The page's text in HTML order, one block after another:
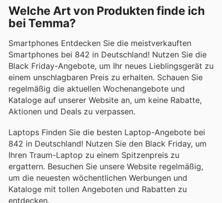
Welche Art von Produkten finde ich
bei Temma?
Smartphones Entdecken Sie die meistverkauften
Smartphones bei 842 in Deutschland! Nutzen Sie die
Black Friday-Angebote, um Ihr neues Lieblingsgerät zu
einem unschlagbaren Preis zu erhalten. Schauen Sie
regelmäßig die aktuellen Wochenangebote und
Kataloge auf unserer Website an, um keine Rabatte,
Aktionen und Deals zu verpassen.
Laptops Finden Sie die besten Laptop-Angebote bei
842 in Deutschland! Nutzen Sie den Black Friday, um
Ihren Traum-Laptop zu einem Spitzenpreis zu
ergattern. Besuchen Sie unsere Website regelmäßig,
um die neuesten wöchentlichen Werbungen und
Kataloge mit tollen Angeboten und Rabatten zu
entdecken.